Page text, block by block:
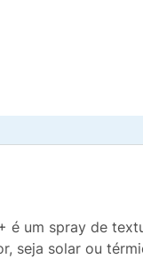
é um spray de
seja solar ou